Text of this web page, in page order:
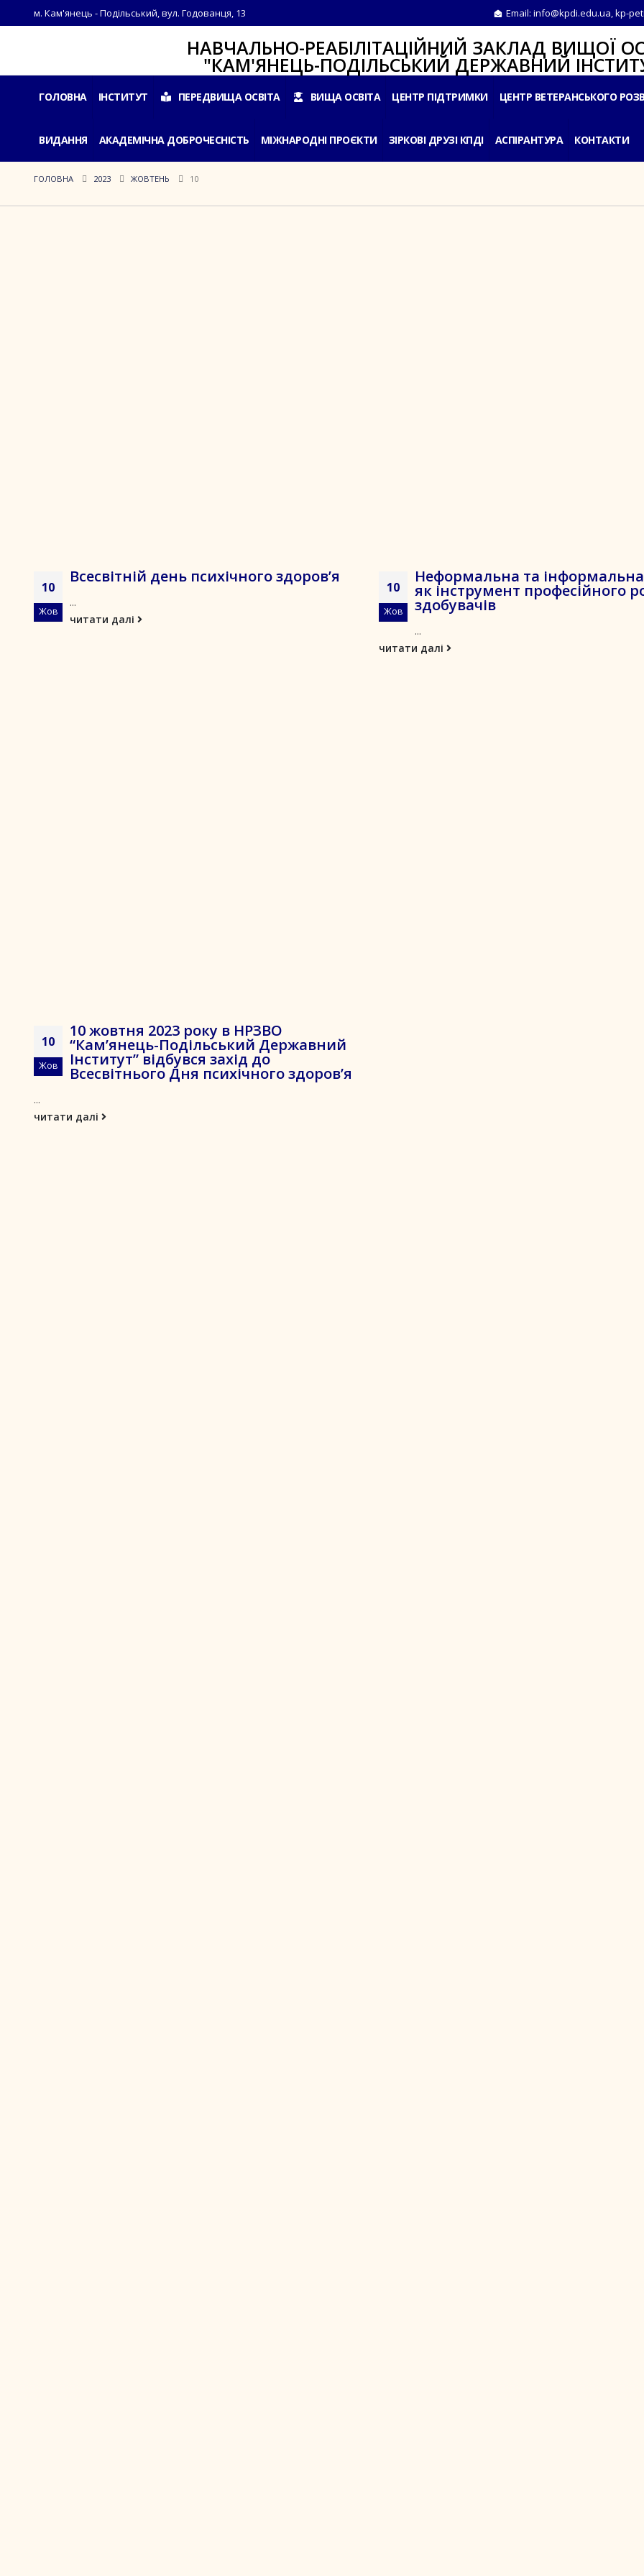
м. Кам'янець - Подільський, вул. Годованця, 13 Email: info@kpdi.edu.ua,kp-
НАВЧАЛЬНО-РЕАБІЛІТАЦІЙНИЙ ЗАКЛАД ВИЩОЇ
"КАМ'ЯНЕЦЬ-ПОДІЛЬСЬКИЙ ДЕРЖАВНИЙ
ГОЛОВНА ІНСТИТУТ ПЕРЕДВИЩА ОСВІТА ВИЩА ОСВІТА ЦЕНТР ПІДТРИМКИ ЦЕНТР ВЕТЕРАНСЬКОГО
ВИДАННЯ АКАДЕМІЧНА ДОБРОЧЕСНІСТЬ МІЖНАРОДНІ ПРОЄКТИ ЗІРКОВІ ДРУЗІ КПДІ АСПІРАНТУРА КОНТАКТИ
ГОЛОВНА 2023 ЖОВТЕНЬ 10
10
Жов
Всесвітній день психічного здоров’я
...
читати далі
10
Жов
Неформальна та інформальна
як інструмент професійного
здобувачів
...
читати далі
10
Жов
10 жовтня 2023 року в НРЗВО
“Кам’янець-Подільський Державний
Інститут” відбувся захід до
Всесвітнього Дня психічного здоров’я
...
читати далі